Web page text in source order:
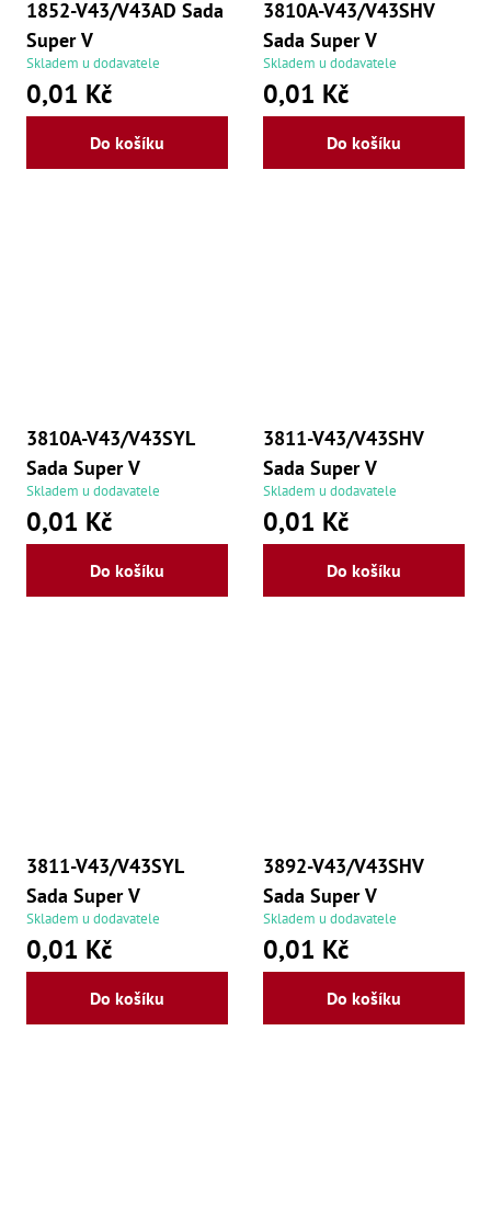
1852-V43/V43AD Sada
Super V
Skladem u dodavatele
0,01 Kč
Do košíku
3810A-V43/V43SHV
Sada Super V
Skladem u dodavatele
0,01 Kč
Do košíku
3810A-V43/V43SYL
Sada Super V
Skladem u dodavatele
0,01 Kč
Do košíku
3811-V43/V43SHV
Sada Super V
Skladem u dodavatele
0,01 Kč
Do košíku
3811-V43/V43SYL
Sada Super V
Skladem u dodavatele
0,01 Kč
Do košíku
3892-V43/V43SHV
Sada Super V
Skladem u dodavatele
0,01 Kč
Do košíku